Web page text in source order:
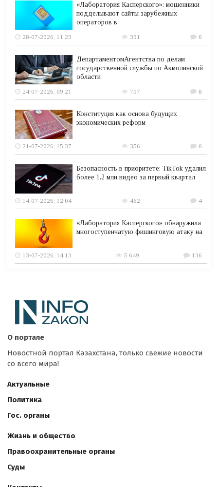
«Лаборатория Касперского»: мошенники
подделывают сайты зарубежных
операторов в
28-07-2026, 11:23
331 0
ДепартаментомАгентства по делам
государственной службы по Акмолинской
области
24-07-2026, 09:21
707 8
Конституция как основа будущих
экономических реформ
21-07-2026, 15:37 356 0
Безопасность в приоритете: TikTok удалил
более 1,2 млн видео за первый квартал
14-07-2026, 12:04 462 4
«Лаборатория Касперского» обнаружила
многоступенчатую фишинговую атаку на
13-07-2026, 14:13 5 649 136
О портале
Новостной портал Казахстана, только свежие новости
со всего мира!
Актуальные
Политика
Гос. органы
Жизнь и общество
Правоохранительные органы
Суды